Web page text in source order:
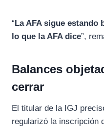
“La AFA sigue estando
lo que la AFA dice”,
Balances
cerrar
El titular de la IGJ
regularizó la inscripción